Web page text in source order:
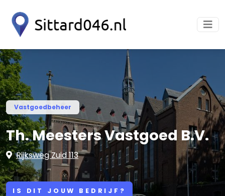
Vastgoedbeheer
Th. Meesters Vastgoed B.V.
Rijksweg Zuid 113
IS DIT JOUW BEDRIJF?